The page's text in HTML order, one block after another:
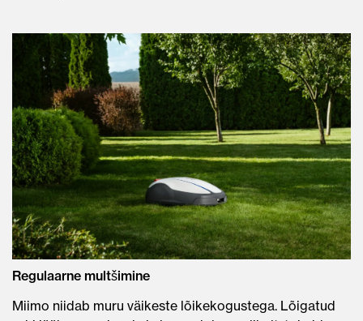
Regulaarne multšimine
Miimo niidab muru väikeste lõikekogustega. Lõigatud